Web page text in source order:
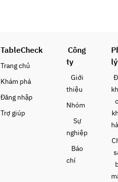
TableCheck
Trang chủ
Khám phá
Đăng nhập
Trợ giúp
Công
ty
Giới
thiệu
Nhóm
Sự
nghiệp
Báo
chí
lý